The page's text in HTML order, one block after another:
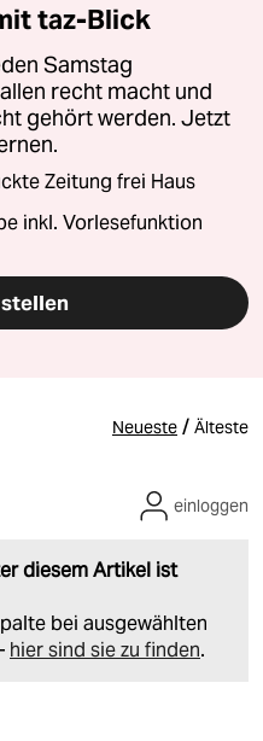
taz-Blick
Samstag
recht macht und
gehört werden. Jetzt
Zeitung frei Haus
inkl. Vorlesefunktion
Neueste / Älteste
diesem Artikel ist
bei ausgewählten
hier sind sie zu finden.
einloggen